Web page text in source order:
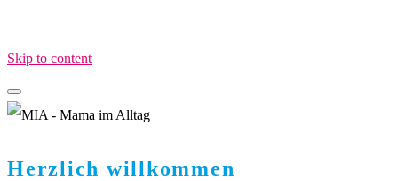
Skip to content
MamaimAlltag.de
MIA – Mama im Alltag
Herzlich willkommen